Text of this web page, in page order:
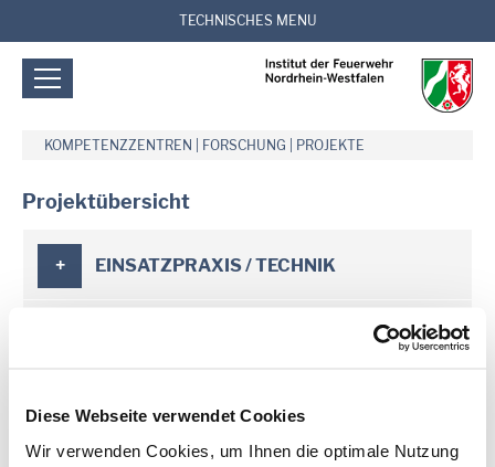
Diese Webseite verwendet Cookies
Wir verwenden Cookies, um Ihnen die optimale Nutzung
TECHNISCHES MENU
KOMPETENZZENTREN FORSCHUNG PROJEKTE
Projektübersicht
EINSATZPRAXIS / TECHNIK
VORBEUGENDER BRANDSCHUTZ